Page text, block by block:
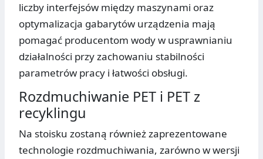
liczby interfejsów między maszynami oraz
optymalizacja gabarytów urządzenia mają
pomagać producentom wody w usprawnianiu
działalności przy zachowaniu stabilności
parametrów pracy i łatwości obsługi.
Rozdmuchiwanie PET i PET z
recyklingu
Na stoisku zostaną również zaprezentowane
technologie rozdmuchiwania, zarówno w wersji